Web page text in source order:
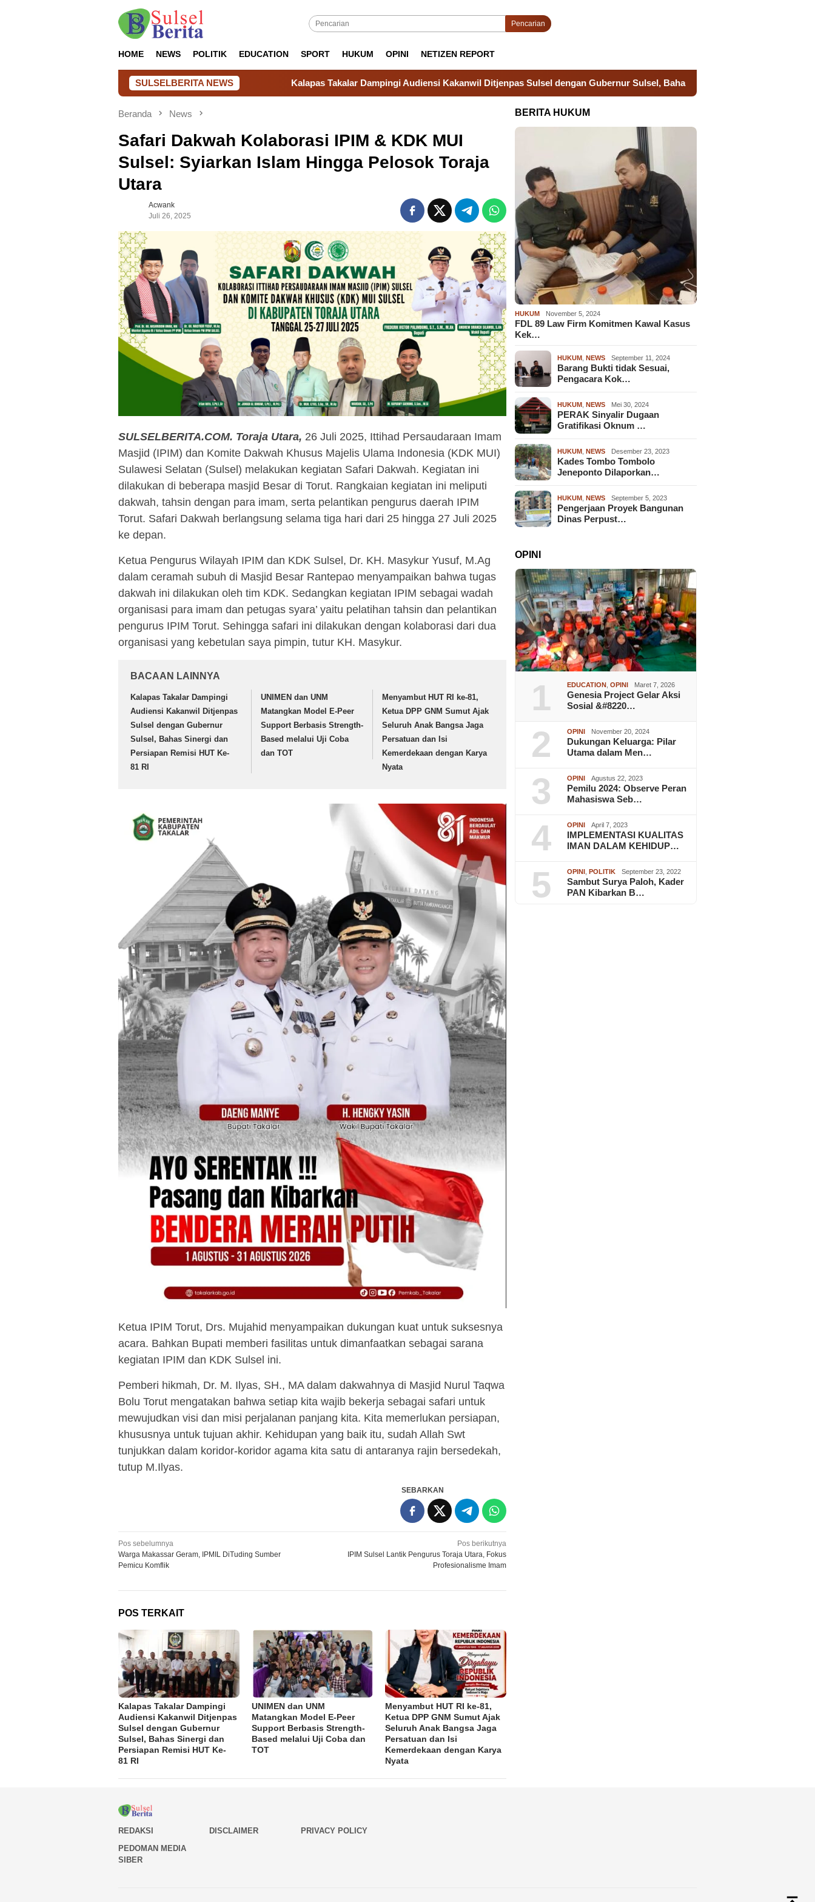
Pencarian
HOME NEWS POLITIK EDUCATION SPORT HUKUM OPINI NETIZEN REPORT
SULSELBERITA NEWSKalapas Takalar Dampingi Audiensi Kakanwil Ditjenpas Sulsel dengan Gubernur Sulsel, Bahas Sinergi dan Persiapan Remisi HUT Ke-81 RI
Beranda News
Safari Dakwah Kolaborasi IPIM & KDK MUI
Sulsel: Syiarkan Islam Hingga Pelosok Toraja
Utara
Acwank
Juli 26, 2025
SULSELBERITA.COM. Toraja Utara, 26 Juli 2025, Ittihad Persaudaraan Imam
Masjid (IPIM) dan Komite Dakwah Khusus Majelis Ulama Indonesia (KDK MUI)
Sulawesi Selatan (Sulsel) melakukan kegiatan Safari Dakwah. Kegiatan ini
dilakukan di beberapa masjid Besar di Torut. Rangkaian kegiatan ini meliputi
dakwah, tahsin dengan para imam, serta pelantikan pengurus daerah IPIM
Torut. Safari Dakwah berlangsung selama tiga hari dari 25 hingga 27 Juli 2025
ke depan.
Ketua Pengurus Wilayah IPIM dan KDK Sulsel, Dr. KH. Masykur Yusuf, M.Ag
dalam ceramah subuh di Masjid Besar Rantepao menyampaikan bahwa tugas
dakwah ini dilakukan oleh tim KDK. Sedangkan kegiatan IPIM sebagai wadah
organisasi para imam dan petugas syara’ yaitu pelatihan tahsin dan pelantikan
pengurus IPIM Torut. Sehingga safari ini dilakukan dengan kolaborasi dari dua
organisasi yang kebetulan saya pimpin, tutur KH. Masykur.
BACAAN LAINNYA
Kalapas Takalar Dampingi
Audiensi Kakanwil Ditjenpas
Sulsel dengan Gubernur
Sulsel, Bahas Sinergi dan
Persiapan Remisi HUT Ke-
81 RI
UNIMEN dan UNM
Matangkan Model E-Peer
Support Berbasis Strength-
Based melalui Uji Coba
dan TOT
Menyambut HUT RI ke-81,
Ketua DPP GNM Sumut Ajak
Seluruh Anak Bangsa Jaga
Persatuan dan Isi
Kemerdekaan dengan Karya
Nyata
Ketua IPIM Torut, Drs. Mujahid menyampaikan dukungan kuat untuk suksesnya
acara. Bahkan Bupati memberi fasilitas untuk dimanfaatkan sebagai sarana
kegiatan IPIM dan KDK Sulsel ini.
Pemberi hikmah, Dr. M. Ilyas, SH., MA dalam dakwahnya di Masjid Nurul Taqwa
Bolu Torut mengatakan bahwa setiap kita wajib bekerja sebagai safari untuk
mewujudkan visi dan misi perjalanan panjang kita. Kita memerlukan persiapan,
khususnya untuk tujuan akhir. Kehidupan yang baik itu, sudah Allah Swt
tunjukkan dalam koridor-koridor agama kita satu di antaranya rajin bersedekah,
tutup M.Ilyas.
SEBARKAN
Navigasi
pos
Pos sebelumnya
Warga Makassar Geram, IPMIL DiTuding Sumber
Pemicu Komflik
Pos berikutnya
IPIM Sulsel Lantik Pengurus Toraja Utara, Fokus
Profesionalisme Imam
POS TERKAIT
Kalapas Takalar Dampingi
Audiensi Kakanwil Ditjenpas
Sulsel dengan Gubernur
Sulsel, Bahas Sinergi dan
Persiapan Remisi HUT Ke-
81 RI
UNIMEN dan UNM
Matangkan Model E-Peer
Support Berbasis Strength-
Based melalui Uji Coba dan
TOT
Menyambut HUT RI ke-81,
Ketua DPP GNM Sumut Ajak
Seluruh Anak Bangsa Jaga
Persatuan dan Isi
Kemerdekaan dengan Karya
Nyata
BERITA HUKUM
HUKUM November 5, 2024
FDL 89 Law Firm Komitmen Kawal Kasus
Kek…
HUKUM ,NEWS September 11, 2024
Barang Bukti tidak Sesuai,
Pengacara Kok…
HUKUM ,NEWS Mei 30, 2024
PERAK Sinyalir Dugaan
Gratifikasi Oknum …
HUKUM ,NEWS Desember 23, 2023
Kades Tombo Tombolo
Jeneponto Dilaporkan…
HUKUM ,NEWS September 5, 2023
Pengerjaan Proyek Bangunan
Dinas Perpust…
OPINI
1 EDUCATION ,OPINI Maret 7, 2026
Genesia Project Gelar Aksi
Sosial &#8220…
2 OPINI November 20, 2024
Dukungan Keluarga: Pilar
Utama dalam Men…
3 OPINI Agustus 22, 2023
Pemilu 2024: Observe Peran
Mahasiswa Seb…
4 OPINI April 7, 2023
IMPLEMENTASI KUALITAS
IMAN DALAM KEHIDUP…
5 OPINI , POLITIK September 23, 2022
Sambut Surya Paloh, Kader
PAN Kibarkan B…
REDAKSI DISCLAIMER
PRIVACY POLICY
PEDOMAN MEDIA
SIBER